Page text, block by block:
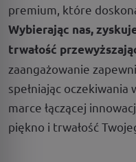
premium, które
Wybierając nas,
trwałość
zaangażowanie
spełniając
marce łączącej
piękno i trwałość